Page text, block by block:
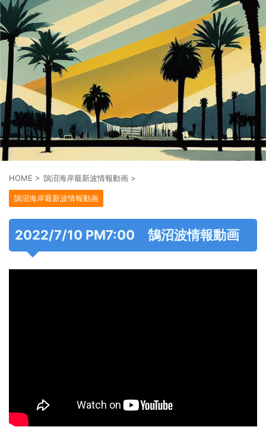
HOME > 鵠沼海岸最新波情報動画 >
鵠沼海岸最新波情報動画
2022/7/10 PM7:00 鵠沼波情報動画